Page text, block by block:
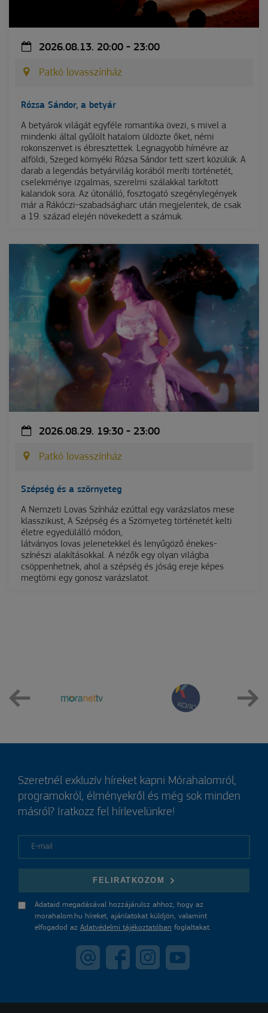
2026.08.13. 20:00 - 23:00
Patkó lovasszínház
Rózsa Sándor, a betyár
A betyárok világát egyféle romantika övezi, s mivel a
mindenki által gyűlölt hatalom üldözte őket, némi
rokonszenvet is ébresztettek. Legnagyobb hírnévre az
alföldi, Szeged környéki Rózsa Sándor tett szert közülük. A
darab a legendás betyárvilág korából meríti történetét,
cselekménye izgalmas, szerelmi szálakkal tarkított
kalandok sora. Az útonálló, fosztogató szegénylegények
már a Rákóczi-szabadságharc után megjelentek, de csak
a 19. század elején növekedett a számuk.
2026.08.29. 19:30 - 23:00
Patkó lovasszínház
Szépség és a szörnyeteg
A Nemzeti Lovas Színház ezúttal egy varázslatos mese
klasszikust, A Szépség és a Szörnyeteg történetét kelti
életre egyedülálló módon,
látványos lovas jelenetekkel és lenyűgöző énekes-
színészi alakításokkal. A nézők egy olyan világba
csöppenhetnek, ahol a szépség és jóság ereje képes
megtörni egy gonosz varázslatot.
Szeretnél exkluzív híreket kapni Mórahalomról,
programokról, élményekről és még sok minden
másról? Iratkozz fel hírlevelünkre!
FELIRATKOZOM
Adataid megadásával hozzájárulsz ahhoz, hogy az
morahalom.hu híreket, ajánlatokat küldjön, valamint
elfogadod az Adatvédelmi tájékoztatóban foglaltakat.